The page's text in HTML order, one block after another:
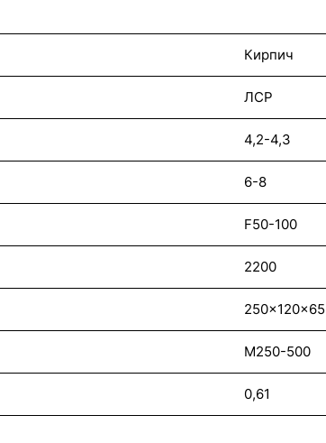
Кирпич
ЛСР
4,2-4,3
6-8
F50-100
2200
250x120x65
М250-500
0,61